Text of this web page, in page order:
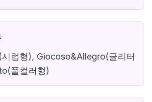
럽형), Giocoso&Allegro(글리터
풀컬러형)